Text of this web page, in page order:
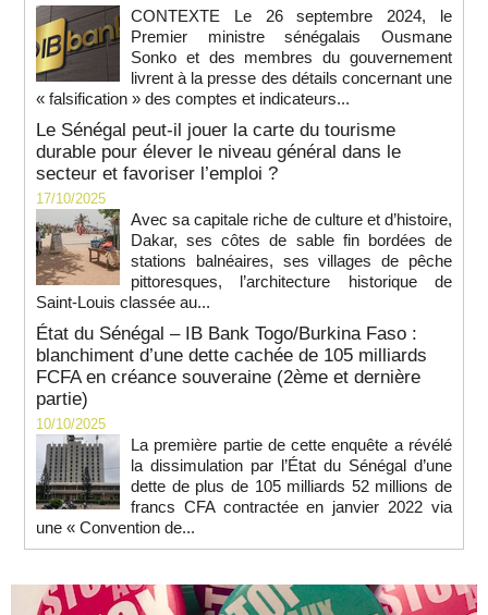
CONTEXTE Le 26 septembre 2024, le
Premier ministre sénégalais Ousmane
Sonko et des membres du gouvernement
livrent à la presse des détails concernant une
« falsification » des comptes et indicateurs...
Le Sénégal peut-il jouer la carte du tourisme
durable pour élever le niveau général dans le
secteur et favoriser l’emploi ?
17/10/2025
Avec sa capitale riche de culture et d’histoire,
Dakar, ses côtes de sable fin bordées de
stations balnéaires, ses villages de pêche
pittoresques, l’architecture historique de
Saint-Louis classée au...
État du Sénégal – IB Bank Togo/Burkina Faso :
blanchiment d’une dette cachée de 105 milliards
FCFA en créance souveraine (2ème et dernière
partie)
10/10/2025
La première partie de cette enquête a révélé
la dissimulation par l’État du Sénégal d’une
dette de plus de 105 milliards 52 millions de
francs CFA contractée en janvier 2022 via
une « Convention de...